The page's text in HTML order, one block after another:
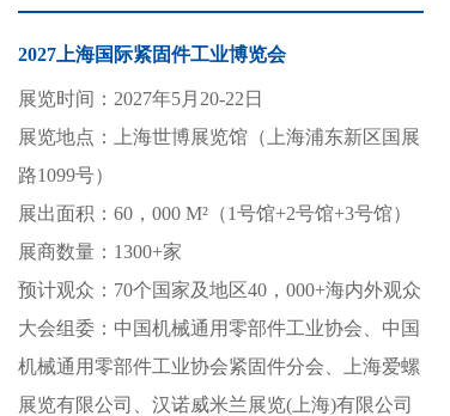
展览时间：2027年5月20-22日
展览地点：上海世博展览馆（上海浦东新区国展
路1099号）
展出面积：60，000 M²（1号馆+2号馆+3号馆）
展商数量：1300+家
预计观众：70个国家及地区40，000+海内外观众
大会组委：中国机械通用零部件工业协会、中国
机械通用零部件工业协会紧固件分会、上海爱螺
展览有限公司、汉诺威米兰展览(上海)有限公司
2027上海国际紧固件工业博览会